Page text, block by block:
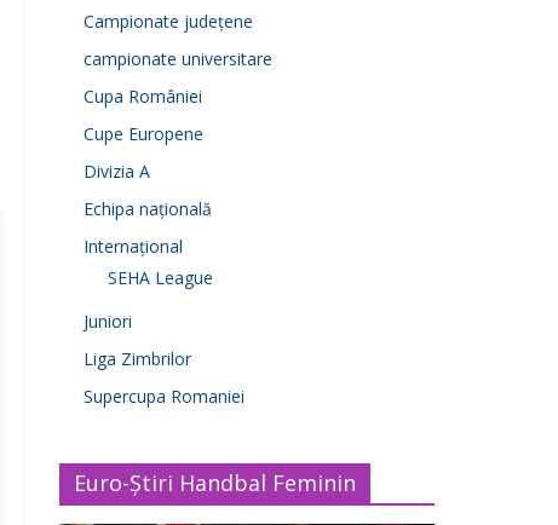
Campionate județene
campionate universitare
Cupa României
Cupe Europene
Divizia A
Echipa națională
Internațional
SEHA League
Juniori
Liga Zimbrilor
Supercupa Romaniei
Euro-Știri Handbal Feminin